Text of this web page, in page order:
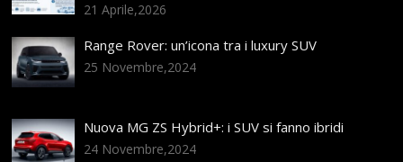
21 Aprile,2026
Range Rover: un’icona tra i luxury SUV
25 Novembre,2024
Nuova MG ZS Hybrid+: i SUV si fanno ibridi
24 Novembre,2024